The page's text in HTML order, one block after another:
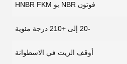
فوتون NBR بو HNBR FKM
-20 إلى +210 درجة مئوية
أوقف الزيت في الاسطوانة